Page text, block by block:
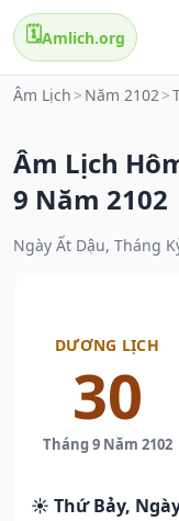
🗓️Amlich.org
Âm Lịch > Năm 2102>
Âm Lịch
9 Năm 2102
Ngày Ất Dậu, Tháng
DƯƠNG LỊCH
30
Tháng 9 Năm 2102
☀️ Thứ Bảy,